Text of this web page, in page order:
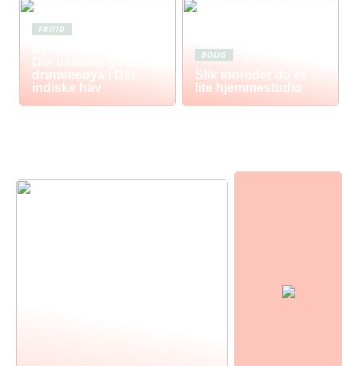
FRITID
Din ultimate guide til
drømmeøya i Det
indiske hav
BOLIG
Slik innreder du et
lite hjemmestudio